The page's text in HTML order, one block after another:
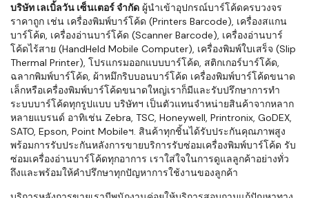
บริษัท เลเบิ้ลวัน เซ็นเตอร์ จำกัด ผู้นำเข้าอุปกรณ์บาร์โค้ดครบวงจร
ราคาถูก เช่น เครื่องพิมพ์บาร์โค้ด (Printers Barcode), เครื่องสแกน
บาร์โค้ด, เครื่องอ่านบาร์โค้ด (Scanner Barcode), เครื่องอ่านบาร์
โค้ดไร้สาย (HandHeld Mobile Computer), เครื่องพิมพ์ใบเสร็จ (Slip
Thermal Printer), โปรแกรมออกแบบบาร์โค้ด, สติกเกอร์บาร์โค้ด,
ฉลากพิมพ์บาร์โค้ด, ผ้าหมึกริบบอนบาร์โค้ด เครื่องพิมพ์บาร์โค้ดขนาด
เล็กหรือเครื่องพิมพ์บาร์โค้ดขนาดใหญ่เราก็มีและรับปรึกษาการทำ
ระบบบาร์โค้ดทุกรูปแบบ บริษัทฯ เป็นตัวแทนจำหน่ายสินค้าจากหลาก
หลายแบรนด์ อาทิเช่น Zebra, TSC, Honeywell, Printronix, GoDEX,
SATO, Epson, Point Mobileฯ. สินค้าทุกชิ้นได้รับประกันคุณภาพสูง
พร้อมการรับประกันหลังการขายบริการรับซ่อมเครื่องพิมพ์บาร์โค้ด รับ
ซ่อมเครื่องอ่านบาร์โค้ดทุกอาการ เราใส่ใจในการดูแลลูกค้าอย่างทั่ว
ถึงและพร้อมให้คำปรึกษาทุกปัญหาการใช้งานของลูกค้า